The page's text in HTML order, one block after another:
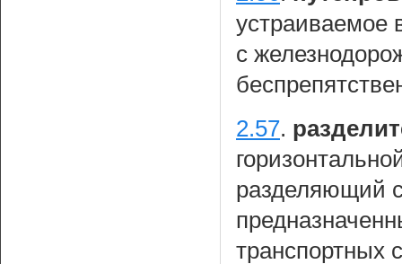
устраиваемое
с
2.57.
разделяющий
транспортных